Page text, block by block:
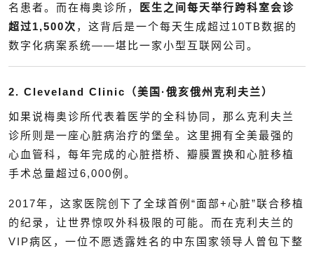
名患者。而在梅奥诊所，
医生之间每天举行跨科室会诊
超过1,500次 ，这背后是一个每天生成超过10TB数据的
数字化病案系统——堪比一家小型互联网公司。
2. Cleveland Clinic（美国·俄亥俄州克利夫兰）
如果说梅奥诊所代表着医学的全科协同，那么克利夫兰
诊所则是一座心脏病治疗的堡垒。这里拥有全美最强的
心血管科，每年完成的心脏搭桥、瓣膜置换和心脏移植
手术总量超过6,000例。
2017年，这家医院创下了全球首例“面部+心脏”联合移植
的纪录，让世界惊叹外科极限的可能。而在克利夫兰的
VIP病区，一位不愿透露姓名的中东国家领导人曾包下整